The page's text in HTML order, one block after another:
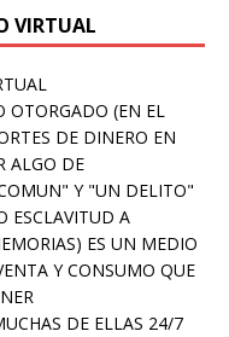
VIRTUAL
OTORGADO (EN EL
DE DINERO EN
ALGO DE
Y "UN DELITO"
ESCLAVITUD A
ES UN MEDIO
Y CONSUMO QUE
DE ELLAS 24/7